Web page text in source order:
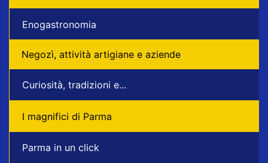
Enogastronomia
Negozì, attività artigiane e aziende
Curiosità, tradizioni e...
I magnifici di Parma
Parma in un click